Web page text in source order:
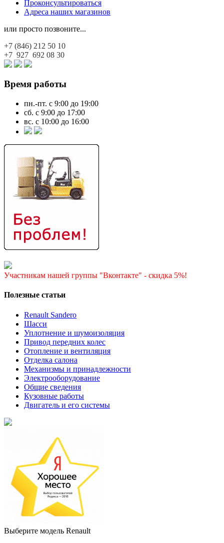
Проконсультироваться
Адреса наших магазинов
или просто позвоните...
+7 (846) 212 50 10
+7 927 692 08 30
Время работы
пн.-пт. с 9:00 до 19:00
сб. с 9:00 до 17:00
вс. с 10:00 до 16:00
Участникам нашей группы "Вконтакте" - скидка 5%!
Полезные статьи
Renault Sandero
Шасси
Уплотнение и шумоизоляция
Привод передних колес
Отопление и вентиляция
Отделка салона
Механизмы и принадлежности
Электрооборудование
Общие сведения
Кузовные работы
Двигатель и его системы
Выберите модель Renault